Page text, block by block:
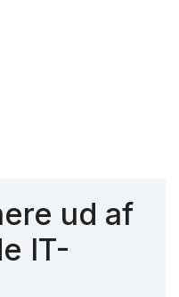
ud af
IT-